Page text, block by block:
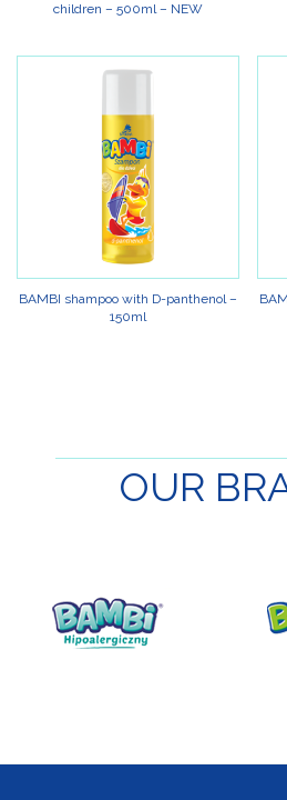
children – 500ml – NEW
BAMBI shampoo with D-panthenol –
150ml
OUR